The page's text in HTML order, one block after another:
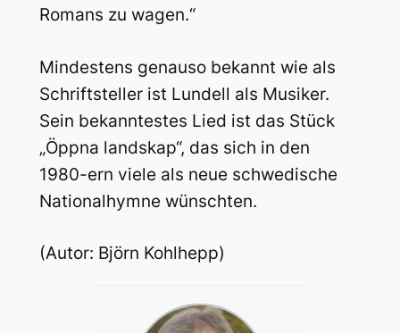
Romans zu wagen.“
Mindestens genauso bekannt wie als
Schriftsteller ist Lundell als Musiker.
Sein bekanntestes Lied ist das Stück
„Öppna landskap“, das sich in den
1980-ern viele als neue schwedische
Nationalhymne wünschten.
(Autor: Björn Kohlhepp)